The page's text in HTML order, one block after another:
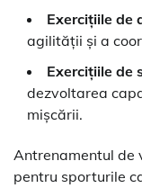
Exercițiile de
agilității și a
Exercițiile de
dezvoltarea
mișcării.
Antrenamentul de
pentru sporturile